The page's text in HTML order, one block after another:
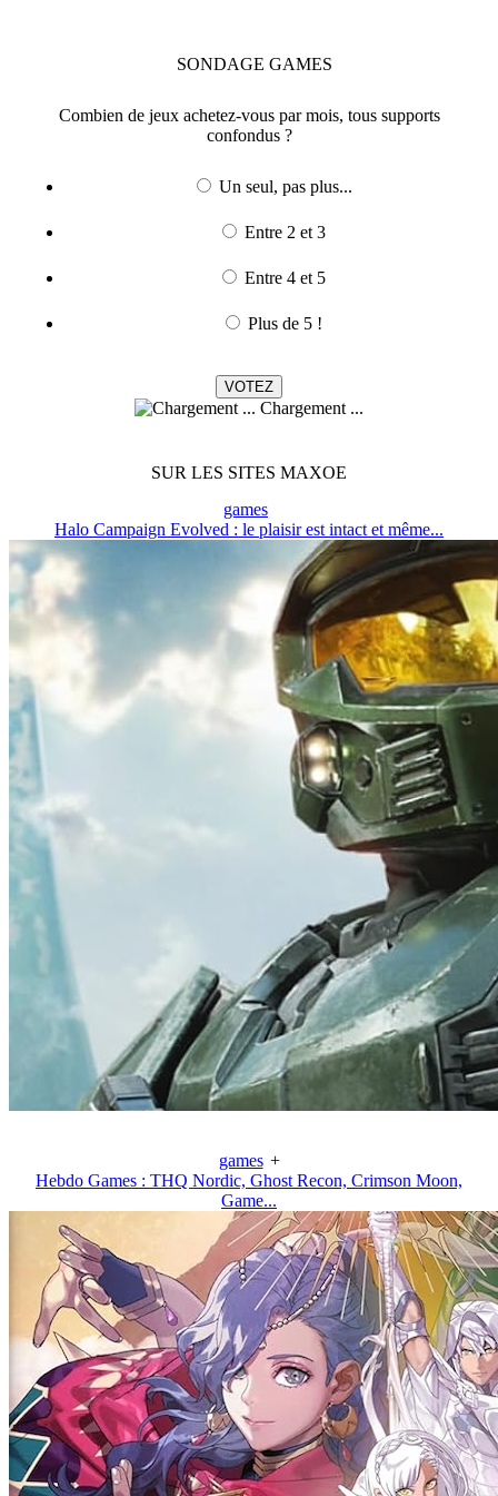
SONDAGE GAMES
Combien de jeux achetez-vous par mois, tous supports
confondus ?
Un seul, pas plus...
Entre 2 et 3
Entre 4 et 5
Plus de 5 !
Chargement ...
SUR LES SITES MAXOE
games
Halo Campaign Evolved : le plaisir est intact et même...
games +
Hebdo Games : THQ Nordic, Ghost Recon, Crimson Moon,
Game...